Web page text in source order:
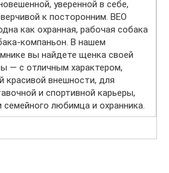
уверенной в себе,
к посторонним. ВЕО
как охранная, рабочая собака
компаньон. В нашем
вы найдете щенка своей
— с отличным характером,
красивой внешности, для
и спортивной карьеры,
семейного любимца и охранника.